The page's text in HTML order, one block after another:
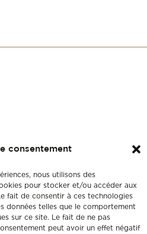
consentement
nous utilisons des
pour stocker et/ou accéder aux
fait de consentir à ces technologies
données telles que le comportement
sur ce site. Le fait de ne pas
peut avoir un effet négatif